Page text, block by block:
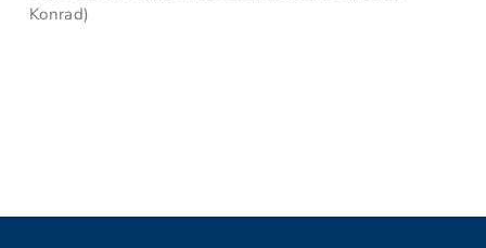
Konrad)